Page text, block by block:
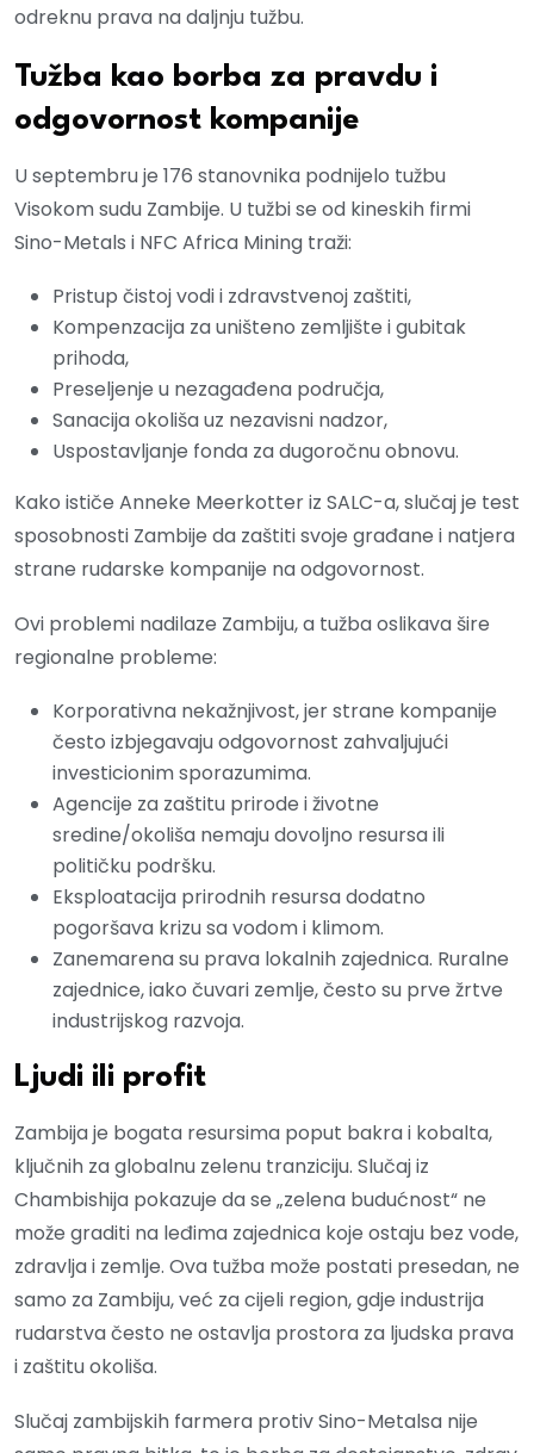
odreknu prava na daljnju tužbu.
Tužba kao borba za pravdu i
odgovornost kompanije
U septembru je 176 stanovnika podnijelo tužbu
Visokom sudu Zambije. U tužbi se od kineskih firmi
Sino-Metals i NFC Africa Mining traži:
Pristup čistoj vodi i zdravstvenoj zaštiti,
Kompenzacija za uništeno zemljište i gubitak
prihoda,
Preseljenje u nezagađena područja,
Sanacija okoliša uz nezavisni nadzor,
Uspostavljanje fonda za dugoročnu obnovu.
Kako ističe Anneke Meerkotter iz SALC-a, slučaj je test
sposobnosti Zambije da zaštiti svoje građane i natjera
strane rudarske kompanije na odgovornost.
Ovi problemi nadilaze Zambiju, a tužba oslikava šire
regionalne probleme:
Korporativna nekažnjivost, jer strane kompanije
često izbjegavaju odgovornost zahvaljujući
investicionim sporazumima.
Agencije za zaštitu prirode i životne
sredine/okoliša nemaju dovoljno resursa ili
političku podršku.
Eksploatacija prirodnih resursa dodatno
pogoršava krizu sa vodom i klimom.
Zanemarena su prava lokalnih zajednica. Ruralne
zajednice, iako čuvari zemlje, često su prve žrtve
industrijskog razvoja.
Ljudi ili profit
Zambija je bogata resursima poput bakra i kobalta,
ključnih za globalnu zelenu tranziciju. Slučaj iz
Chambishija pokazuje da se „zelena budućnost“ ne
može graditi na leđima zajednica koje ostaju bez vode,
zdravlja i zemlje. Ova tužba može postati presedan, ne
samo za Zambiju, već za cijeli region, gdje industrija
rudarstva često ne ostavlja prostora za ljudska prava
i zaštitu okoliša.
Slučaj zambijskih farmera protiv Sino-Metalsa nije